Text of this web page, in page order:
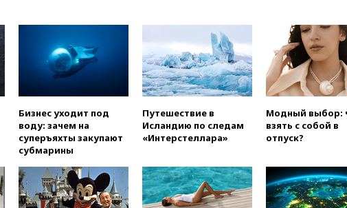
уголовное дело
вчера, 21:26Лидеры
РФ по гимнастике
официальный отказ в
Хорватии
вчера, 21:15
Пентагон
опубликовал 16 новых
НЛО
Украины с Польшей
свыше 6,5 тысячи
вчера, 20:53Швыдкой:
Бизнес уходит под
воду: зачем на
суперъяхты закупают
субмарины
Путешествие в
Исландию по следам
«Интерстеллара»
Модный выбор:
взять с собой в
отпуск?